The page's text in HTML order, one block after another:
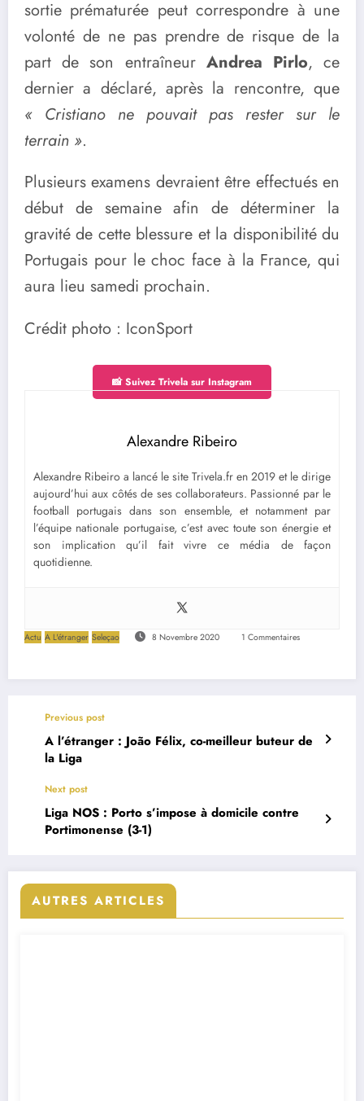
sortie prématurée peut correspondre à une
volonté de ne pas prendre de risque de la
part de son entraîneur Andrea Pirlo, ce
dernier a déclaré, après la rencontre, que
« Cristiano ne pouvait pas rester sur le
terrain ».
Plusieurs examens devraient être effectués en
début de semaine afin de déterminer la
gravité de cette blessure et la disponibilité du
Portugais pour le choc face à la France, qui
aura lieu samedi prochain.
Crédit photo : IconSport
📸 Suivez Trivela sur Instagram
Alexandre Ribeiro
Alexandre Ribeiro a lancé le site Trivela.fr en 2019 et le dirige
aujourd’hui aux côtés de ses collaborateurs. Passionné par le
football portugais dans son ensemble, et notamment par
l’équipe nationale portugaise, c’est avec toute son énergie et
son implication qu’il fait vivre ce média de façon
quotidienne.
Actu A L'étranger Seleçao 8 Novembre 2020 1 Commentaires
Previous post
A l’étranger : João Félix, co-meilleur buteur de
la Liga
Next post
Liga NOS : Porto s’impose à domicile contre
Portimonense (3-1)
AUTRES ARTICLES